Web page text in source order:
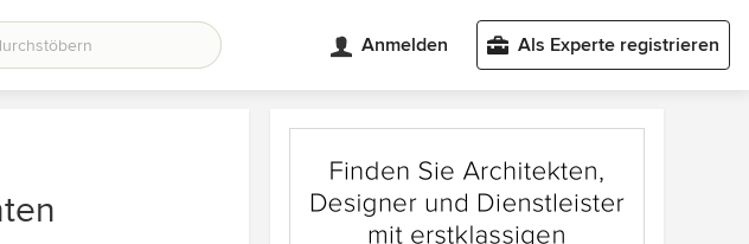
Anmelden Als Experte registrieren